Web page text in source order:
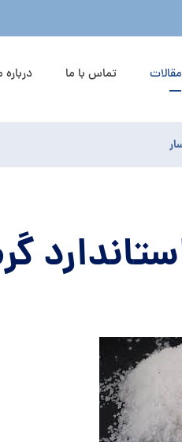
مقالات تماس با ما درباره